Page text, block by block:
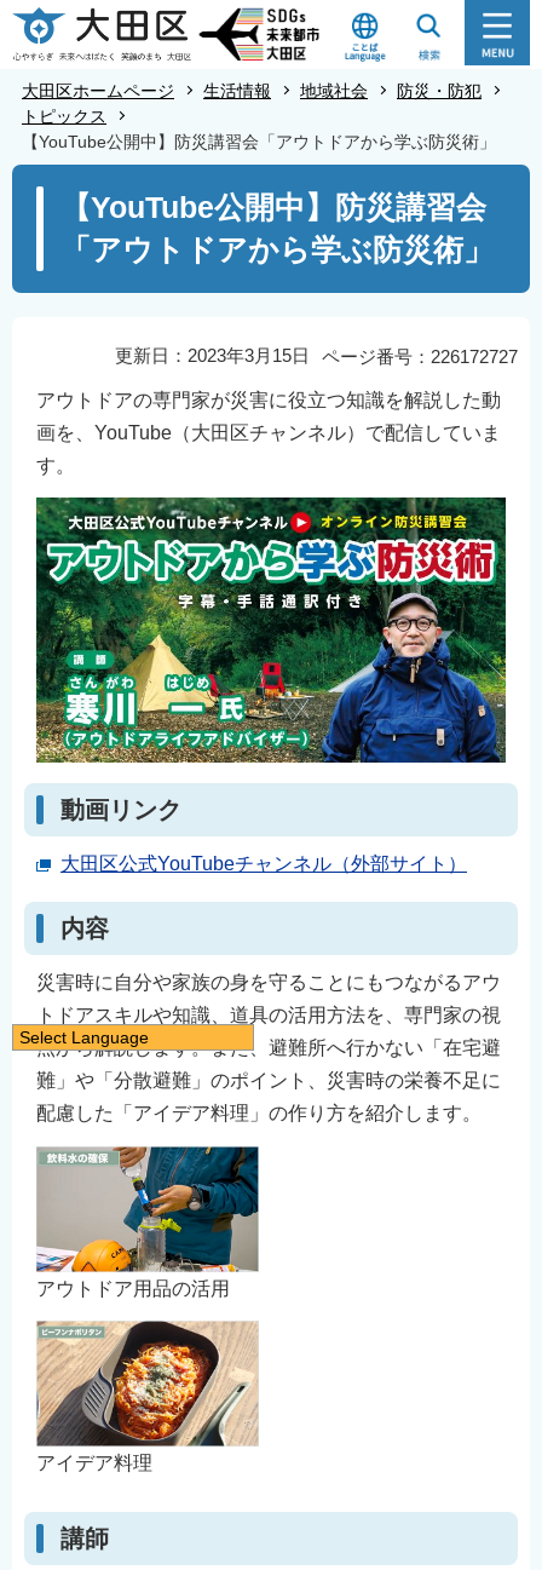
こ
の
の
大田区ホームページ 生活情報 地域社会
防災・防犯
トピックス
【YouTube公開中】防災講習会「アウトドアから学ぶ防災術」
【YouTube公開中】防災講習会
「アウトドアから学ぶ防災術」
ページ番号：226172727
更新日：2023年3月15日
アウトドアの専門家が災害に役立つ知識を解説した動
画を、YouTube（大田区チャンネル）で配信していま
す。
動画リンク
大田区公式YouTubeチャンネル（外部サイト）
内容
災害時に自分や家族の身を守ることにもつながるアウ
トドアスキルや知識、道具の活用方法を、専門家の視
点から解説します。また、避難所へ行かない「在宅避
難」や「分散避難」のポイント、災害時の栄養不足に
配慮した「アイデア料理」の作り方を紹介します。
アウトドア用品の活用
アイデア料理
講師
Select Language
日本語
English
简体中文
नेपाली
Filipino